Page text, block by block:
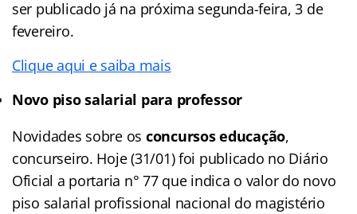
ser publicado já na próxima segunda-feira, 3 de
fevereiro.
Clique aqui e saiba mais
Novo piso salarial para professor
Novidades sobre os concursos educação,
concurseiro. Hoje (31/01) foi publicado no Diário
Oficial a portaria n° 77 que indica o valor do novo
piso salarial profissional nacional do magistério